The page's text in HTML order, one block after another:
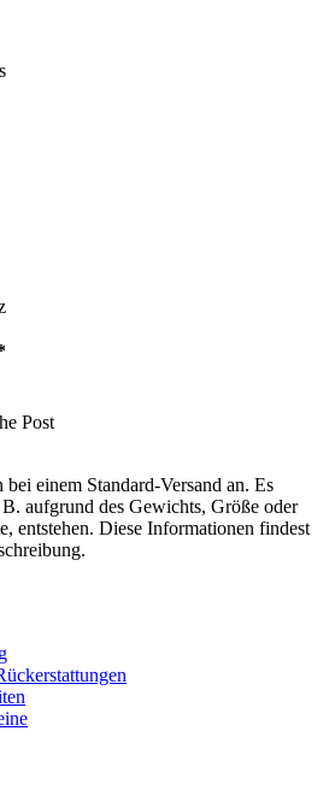
einem Standard-Versand an. Es
aufgrund des Gewichts, Größe oder
entstehen. Diese Informationen findest